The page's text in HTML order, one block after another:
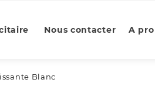
Nous contacter A
Blanc